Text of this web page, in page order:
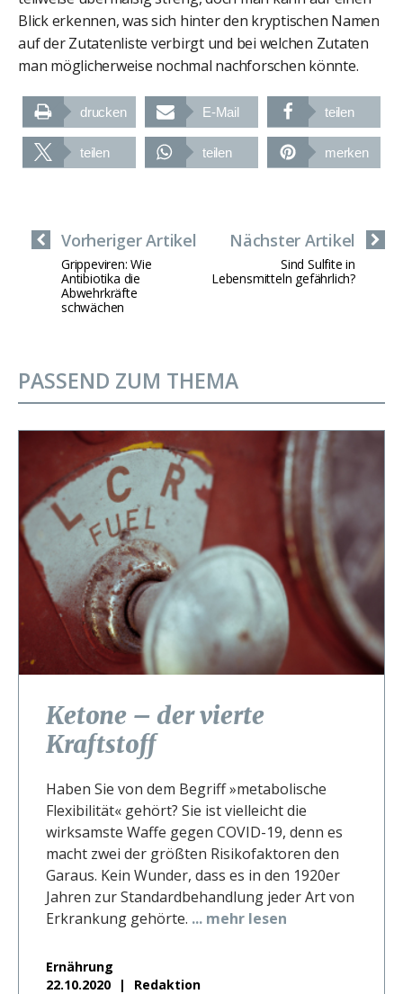
Blick erkennen, was sich hinter den kryptischen Namen
auf der Zutatenliste verbirgt und bei welchen Zutaten
man möglicherweise nochmal nachforschen könnte.
drucken E-Mail teilen
teilen teilen merken
Nächster Artikel
Sind Sulfite in
Lebensmitteln gefährlich?
Vorheriger Artikel
Grippeviren: Wie
Antibiotika die
Abwehrkräfte
schwächen
PASSEND ZUM THEMA
Ketone – der vierte
Kraftstoff
Haben Sie von dem Begriff »metabolische
Flexibilität« gehört? Sie ist vielleicht die
wirksamste Waffe gegen COVID-19, denn es
macht zwei der größten Risikofaktoren den
Garaus. Kein Wunder, dass es in den 1920er
Jahren zur Standardbehandlung jeder Art von
Erkrankung gehörte. ... mehr lesen
Ernährung
22.10.2020
Redaktion